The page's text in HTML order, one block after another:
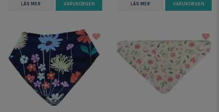
LÄS MER
VARUKORGEN
LÄS MER
VARUKORGEN